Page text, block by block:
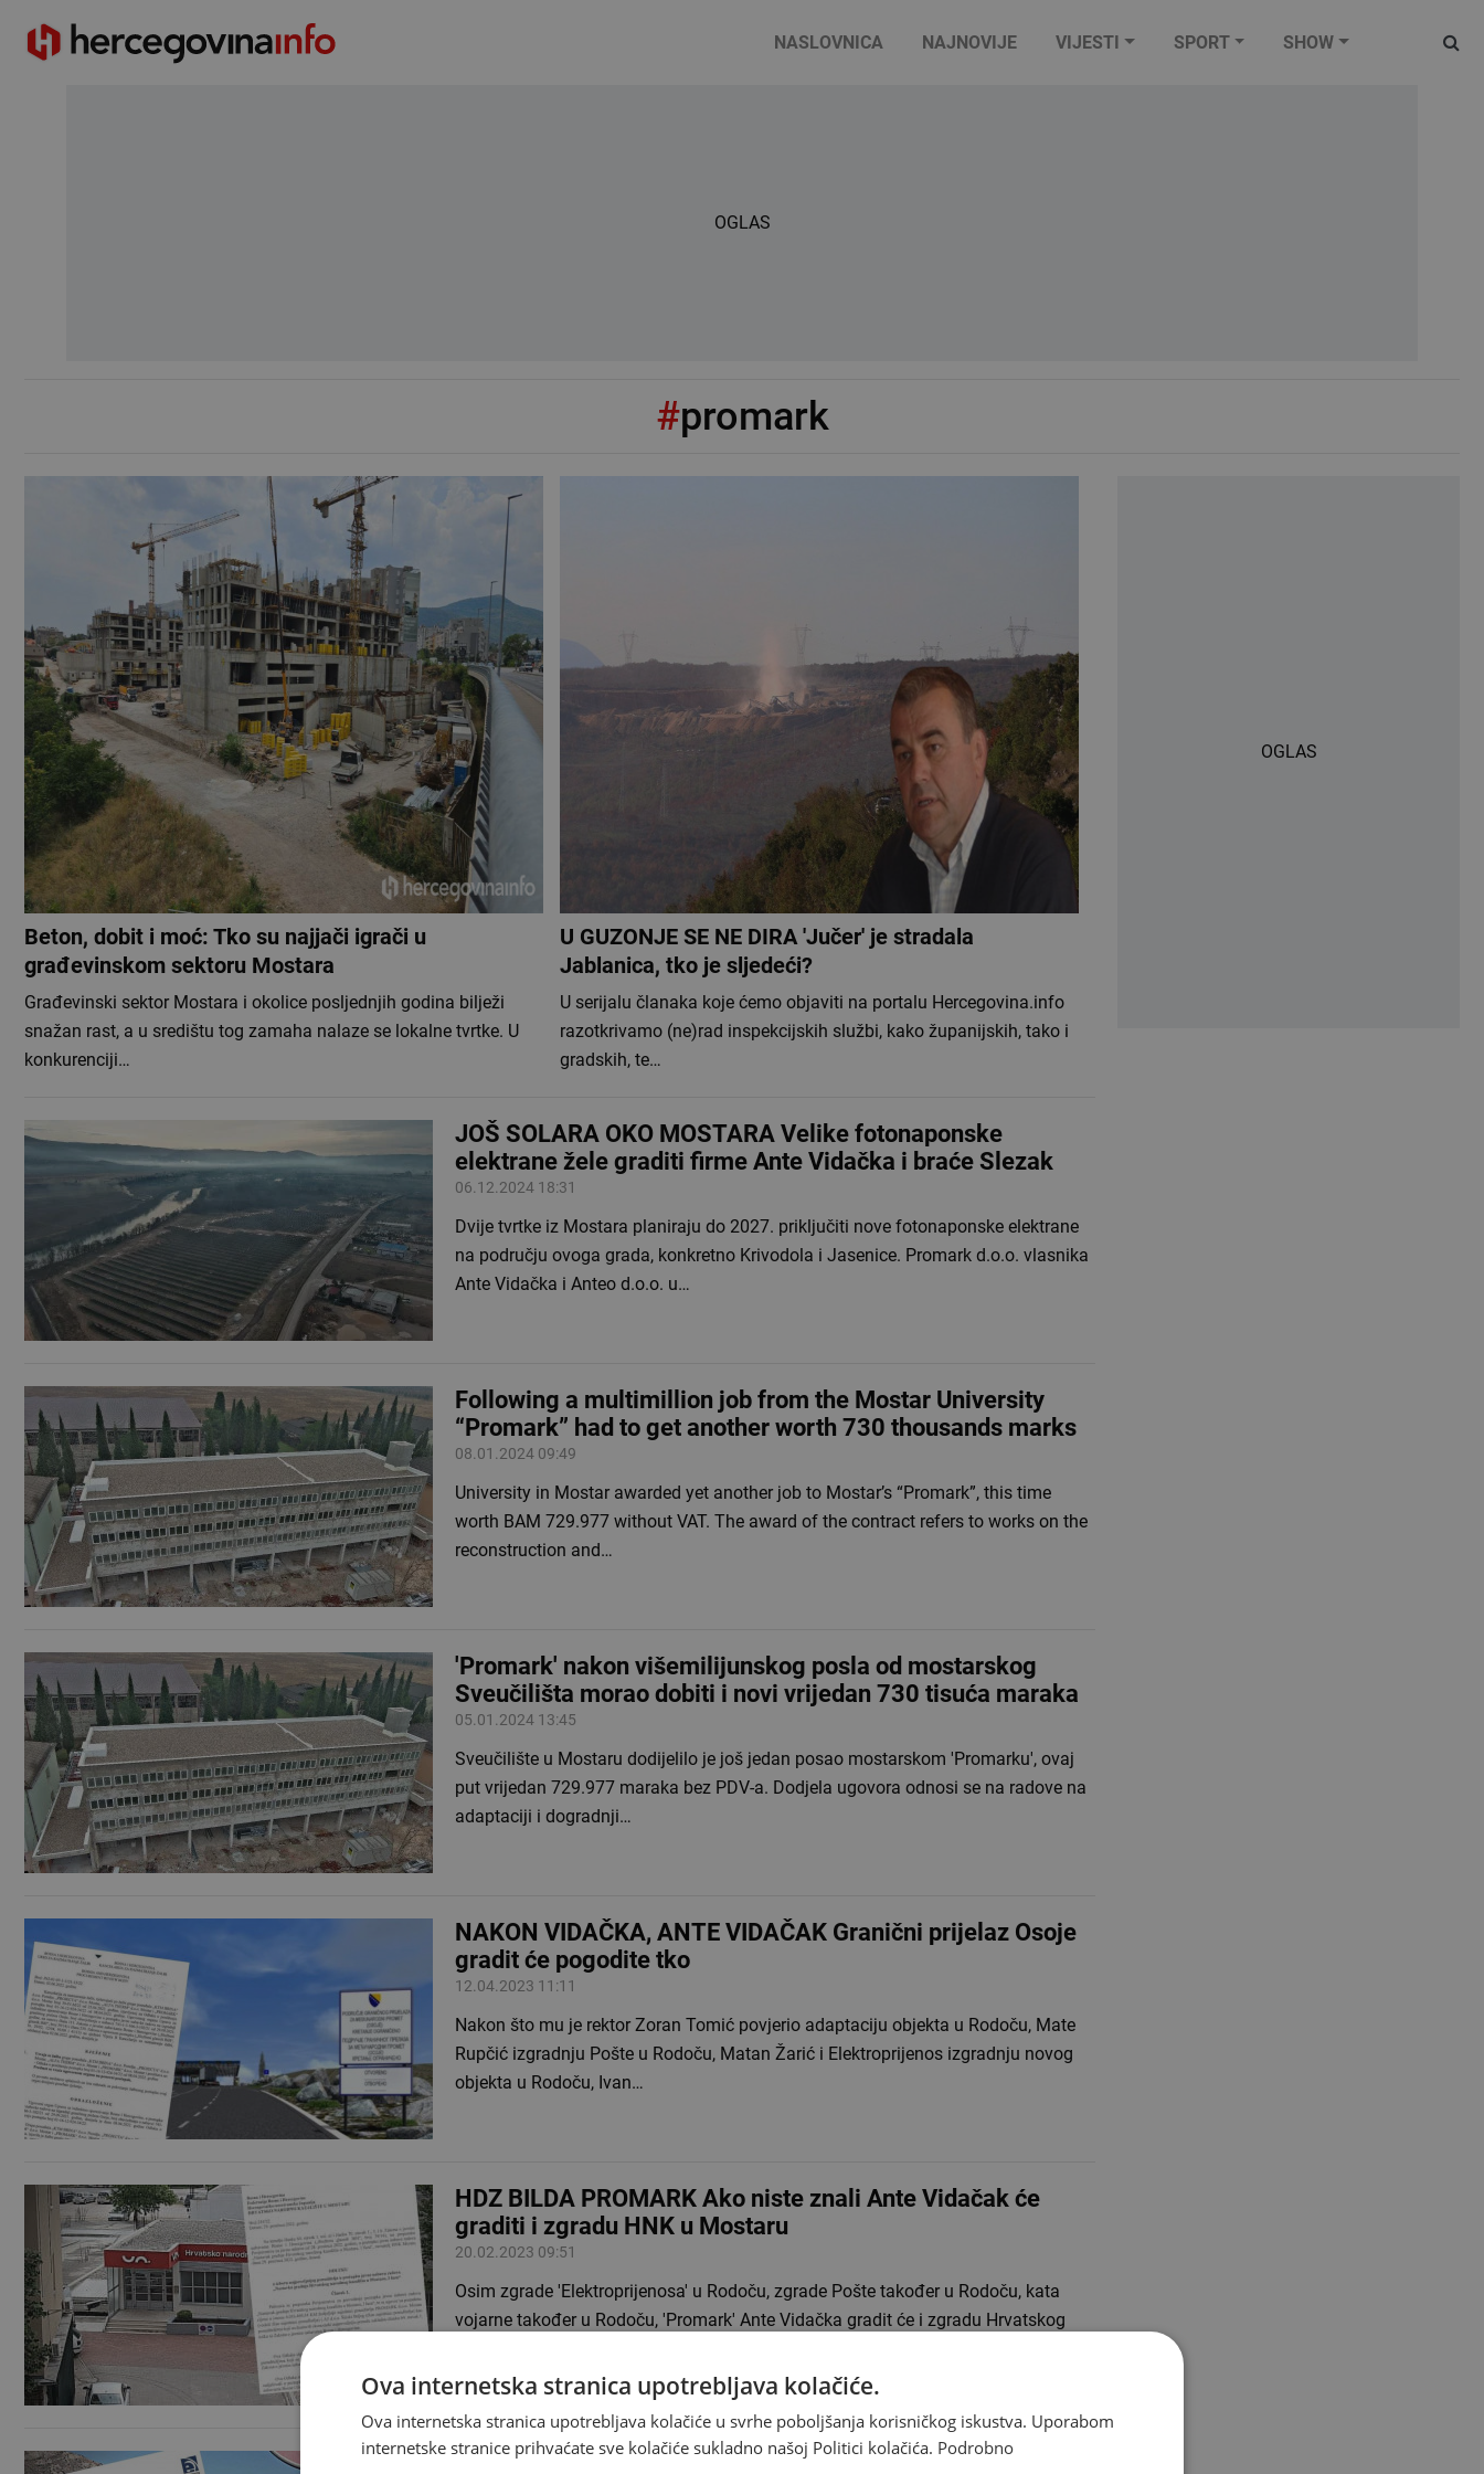
NASLOVNICA NAJNOVIJE VIJESTI SPORT SHOW
OGLAS
#promark
Beton, dobit i moć: Tko su najjači igrači u
građevinskom sektoru Mostara
Građevinski sektor Mostara i okolice posljednjih godina bilježi
snažan rast, a u središtu tog zamaha nalaze se lokalne tvrtke. U
konkurenciji…
U GUZONJE SE NE DIRA 'Jučer' je stradala
Jablanica, tko je sljedeći?
U serijalu članaka koje ćemo objaviti na portalu Hercegovina.info
razotkrivamo (ne)rad inspekcijskih službi, kako županijskih, tako i
gradskih, te…
JOŠ SOLARA OKO MOSTARA Velike fotonaponske
elektrane žele graditi firme Ante Vidačka i braće Slezak
06.12.2024 18:31
Dvije tvrtke iz Mostara planiraju do 2027. priključiti nove fotonaponske elektrane
na području ovoga grada, konkretno Krivodola i Jasenice. Promark d.o.o. vlasnika
Ante Vidačka i Anteo d.o.o. u…
Following a multimillion job from the Mostar University
“Promark” had to get another worth 730 thousands marks
08.01.2024 09:49
University in Mostar awarded yet another job to Mostar’s “Promark”, this time
worth BAM 729.977 without VAT. The award of the contract refers to works on the
reconstruction and…
'Promark' nakon višemilijunskog posla od mostarskog
Sveučilišta morao dobiti i novi vrijedan 730 tisuća maraka
05.01.2024 13:45
Sveučilište u Mostaru dodijelilo je još jedan posao mostarskom 'Promarku', ovaj
put vrijedan 729.977 maraka bez PDV-a. Dodjela ugovora odnosi se na radove na
adaptaciji i dogradnji…
NAKON VIDAČKA, ANTE VIDAČAK Granični prijelaz Osoje
gradit će pogodite tko
12.04.2023 11:11
Nakon što mu je rektor Zoran Tomić povjerio adaptaciju objekta u Rodoču, Mate
Rupčić izgradnju Pošte u Rodoču, Matan Žarić i Elektroprijenos izgradnju novog
objekta u Rodoču, Ivan…
HDZ BILDA PROMARK Ako niste znali Ante Vidačak će
graditi i zgradu HNK u Mostaru
20.02.2023 09:51
Osim zgrade 'Elektroprijenosa' u Rodoču, zgrade Pošte također u Rodoču, kata
vojarne također u Rodoču, 'Promark' Ante Vidačka gradit će i zgradu Hrvatskog
HDZ-ov KRUG Promarku Ante Vidačka izgradnja zgrade
OGLAS
Ova internetska stranica upotrebljava kolačiće.
Ova internetska stranica upotrebljava kolačiće u svrhe poboljšanja korisničkog iskustva. Uporabom
internetske stranice prihvaćate sve kolačiće sukladno našoj Politici kolačića. Podrobno